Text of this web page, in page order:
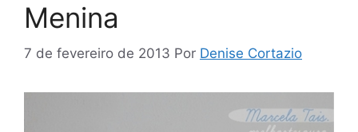
Menina
7 de fevereiro de 2013 Por Denise Cortazio